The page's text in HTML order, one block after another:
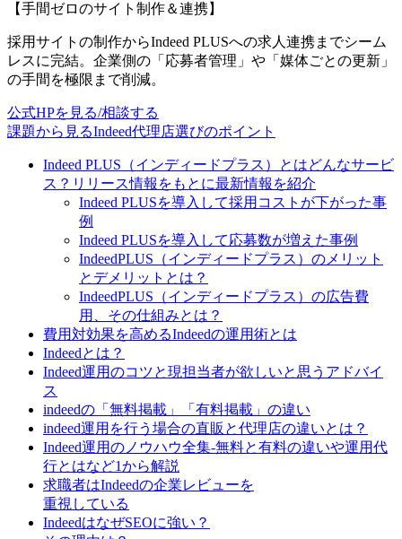
【手間ゼロのサイト制作＆連携】
採用サイトの制作からIndeed PLUSへの求人連携までシーム
レスに完結。企業側の「応募者管理」や「媒体ごとの更新」
の手間を極限まで削減。
公式HPを見る/相談する
課題から見るIndeed代理店選びのポイント
Indeed PLUS（インディードプラス）とはどんなサービ
ス？リリース情報をもとに最新情報を紹介
Indeed PLUSを導入して採用コストが下がった事
例
Indeed PLUSを導入して応募数が増えた事例
IndeedPLUS（インディードプラス）のメリット
とデメリットとは？
IndeedPLUS（インディードプラス）の広告費
用、その仕組みとは？
費用対効果を高めるIndeedの運用術とは
Indeedとは？
Indeed運用のコツと現担当者が欲しいと思うアドバイ
ス
indeedの「無料掲載」「有料掲載」の違い
indeed運用を行う場合の直販と代理店の違いとは？
Indeed運用のノウハウ全集-無料と有料の違いや運用代
行とはなど1から解説
求職者はIndeedの企業レビューを
重視している
IndeedはなぜSEOに強い？